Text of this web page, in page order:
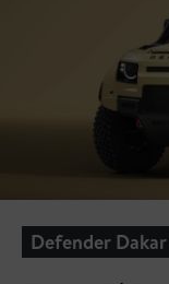
Defender